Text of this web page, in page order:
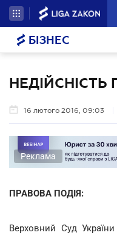
БІЗНЕС
16 лютого 2016, 09:03
Реклама
ПРАВОВА ПОДІЯ:
Верховний Суд